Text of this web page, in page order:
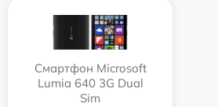
Смартфон Microsoft
Lumia 640 3G Dual
Sim